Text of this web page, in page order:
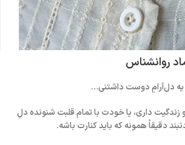
روانشناس
دل‌آرامِ دوست‌ داشتنی…
زندگیت داری، یا خودت با تمام قلبت شنونده دلِ
دقیقاً همونه که باید کنارت باشه.